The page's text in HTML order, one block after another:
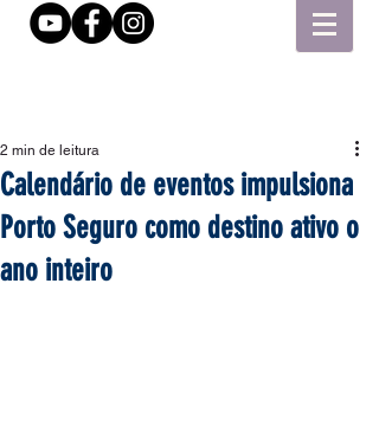
Calendário de eventos impulsiona
Porto Seguro como destino ativo o
ano inteiro
2 min de leitura